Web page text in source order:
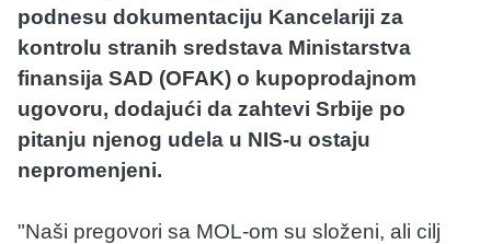
podnesu dokumentaciju Kancelariji za
kontrolu stranih sredstava Ministarstva
finansija SAD (OFAK) o kupoprodajnom
ugovoru, dodajući da zahtevi Srbije po
pitanju njenog udela u NIS-u ostaju
nepromenjeni.
"Naši pregovori sa MOL-om su složeni, ali cilj